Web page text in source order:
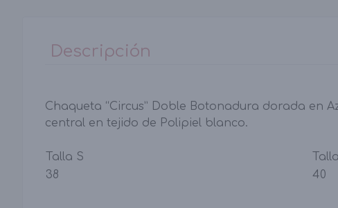
Descripción
Chaqueta “Circus” Doble Botonadura dorada en
central en tejido de Polipiel blanco.
Talla S
38
40